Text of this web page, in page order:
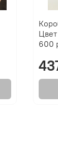
Цвет
600